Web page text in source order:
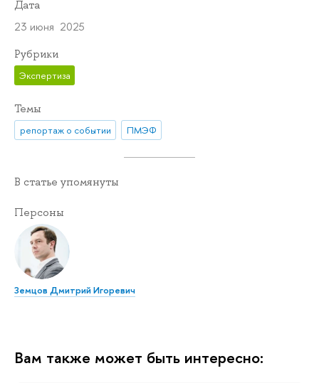
Дата
23 июня 2025
Рубрики
Экспертиза
Темы
репортаж о событии ПМЭФ
В статье упомянуты
Персоны
Земцов Дмитрий Игоревич
Вам также может быть интересно: